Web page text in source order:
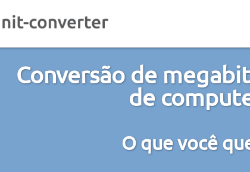
Conversão de
de
O que você